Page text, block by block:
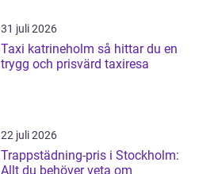
31 juli 2026
Taxi katrineholm så hittar du en
trygg och prisvärd taxiresa
22 juli 2026
Trappstädning-pris i Stockholm:
Allt du behöver veta om